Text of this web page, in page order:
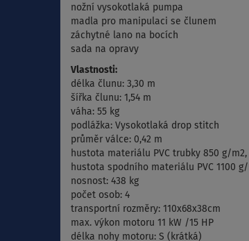
nožní vysokotlaká pumpa
madla pro manipulaci se člunem
záchytné lano na bocích
sada na opravy
Vlastnosti:
délka člunu: 3,30 m
šířka člunu: 1,54 m
váha: 55 kg
podlážka: Vysokotlaká drop stitch
průměr válce: 0,42 m
hustota materiálu PVC trubky 850 g/m2,
hustota spodního materiálu PVC 1100
nosnost: 438 kg
počet osob: 4
transportní rozměry: 110x68x38cm
max. výkon motoru 11 kW /15 HP
délka nohy motoru: S (krátká)